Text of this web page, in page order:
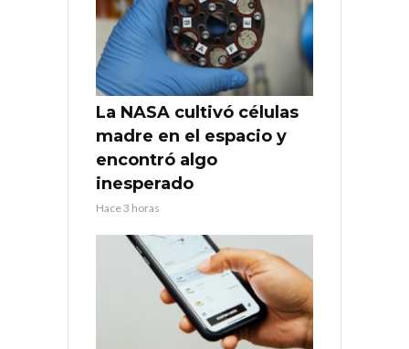
La NASA cultivó células
madre en el espacio y
encontró algo
inesperado
Hace 3 horas